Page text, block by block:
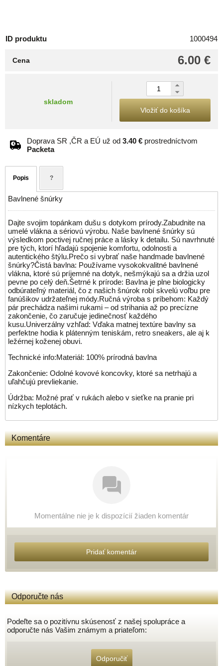
ID produktu 1000494
6.00 €
Cena
skladom
Vložiť do košíka
Doprava SR ,ČR a EÚ už od 3.40 € prostredníctvom
Packeta
Popis ?
Bavlnené šnúrky
Dajte svojim topánkam dušu s dotykom prírody.Zabudnite na
umelé vlákna a sériovú výrobu. Naše bavlnené šnúrky sú
výsledkom poctivej ručnej práce a lásky k detailu. Sú navrhnuté
pre tých, ktorí hľadajú spojenie komfortu, odolnosti a
autentického štýlu.Prečo si vybrať naše handmade bavlnené
šnúrky?Čistá bavlna: Používame vysokokvalitné bavlnené
vlákna, ktoré sú príjemné na dotyk, nešmýkajú sa a držia uzol
pevne po celý deň.Šetrné k prírode: Bavlna je plne biologicky
odbúrateľný materiál, čo z našich šnúrok robí skvelú voľbu pre
fanúšikov udržateľnej módy.Ručná výroba s príbehom: Každý
pár prechádza našimi rukami – od strihania až po precízne
zakončenie, čo zaručuje jedinečnosť každého
kusu.Univerzálny vzhľad: Vďaka matnej textúre bavlny sa
perfektne hodia k plátenným teniskám, retro sneakers, ale aj k
ležérnej koženej obuvi.
Technické info:Materiál: 100% prírodná bavlna
Zakončenie: Odolné kovové koncovky, ktoré sa netrhajú a
uľahčujú prevliekanie.
Údržba: Možné prať v rukách alebo v sieťke na pranie pri
nízkych teplotách.
Komentáre
Momentálne nie je k dispozícií žiaden komentár
Pridať komentár
Odporučte nás
Podeľte sa o pozitívnu skúsenosť z našej spolupráce a
odporučte nás Vašim známym a priateľom:
Odporučiť